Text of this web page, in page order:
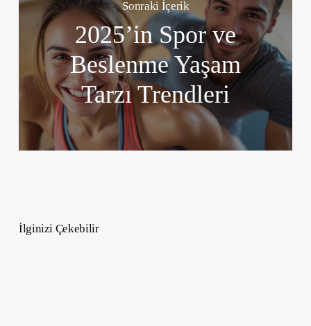
Sonraki İçerik
2025’in Spor ve
Beslenme Yaşam
Tarzı Trendleri
İlginizi Çekebilir